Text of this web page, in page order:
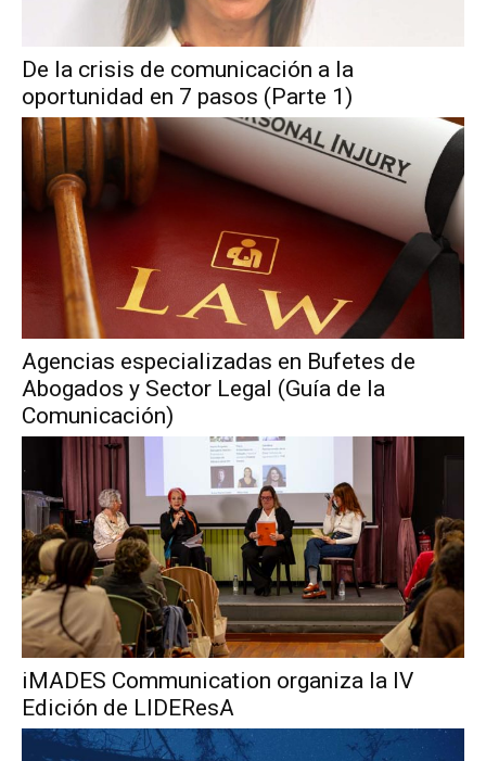
De la crisis de comunicación a la
oportunidad en 7 pasos (Parte 1)
Agencias especializadas en Bufetes de
Abogados y Sector Legal (Guía de la
Comunicación)
iMADES Communication organiza la IV
Edición de LIDEResA